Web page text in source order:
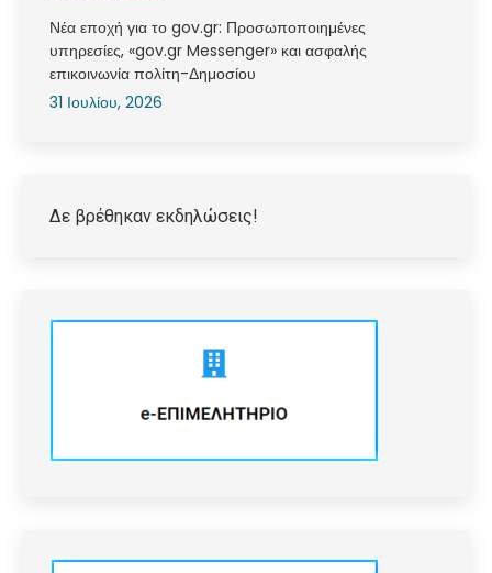
Νέα εποχή για το gov.gr: Προσωποποιημένες
υπηρεσίες, «gov.gr Messenger» και ασφαλής
επικοινωνία πολίτη-Δημοσίου
31 Ιουλίου, 2026
Δε βρέθηκαν εκδηλώσεις!